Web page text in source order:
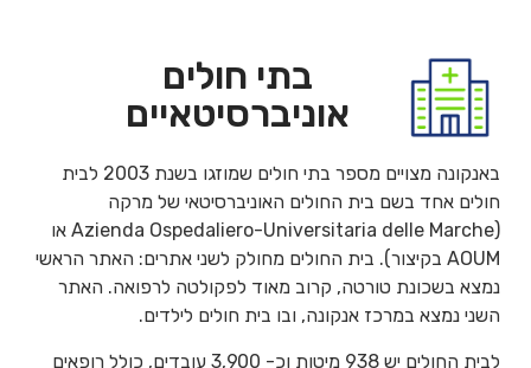
בתי חולים
אוניברסיטאיים
באנקונה מצויים מספר בתי חולים שמוזגו בשנת 2003 לבית
חולים אחד בשם בית החולים האוניברסיטאי של מרקה
(Azienda Ospedaliero-Universitaria delle Marche או
AOUM בקיצור). בית החולים מחולק לשני אתרים: האתר הראשי
נמצא בשכונת טורטה, קרוב מאוד לפקולטה לרפואה. האתר
השני נמצא במרכז אנקונה, ובו בית חולים לילדים.
לבית החולים יש 938 מיטות וכ- 3,900 עובדים, כולל רופאים